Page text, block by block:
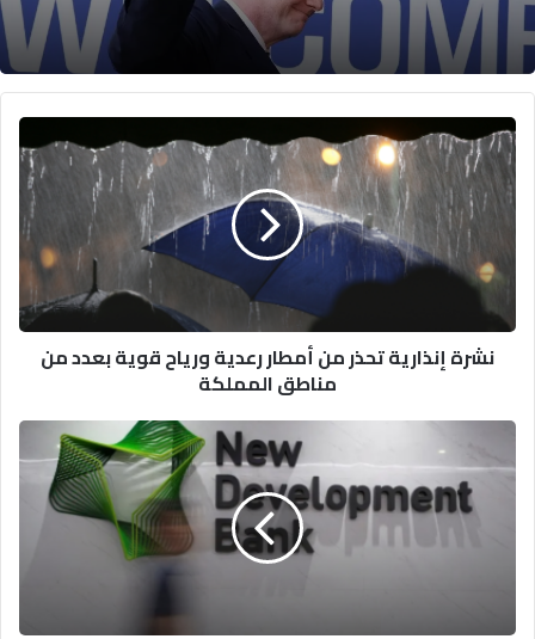
نشرة
إنذارية
تحذر
من
ورياح
بعدد
نشرة إنذارية تحذر من أمطار رعدية ورياح قوية بعدد من
مناطق المملكة
الجزائر
تفويض